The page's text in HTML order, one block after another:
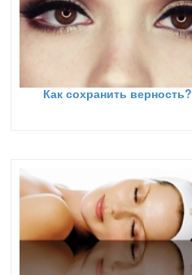
Как сохранить верность?